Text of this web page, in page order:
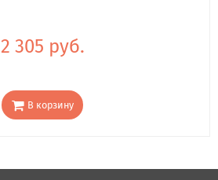
2 305 руб.
В корзину